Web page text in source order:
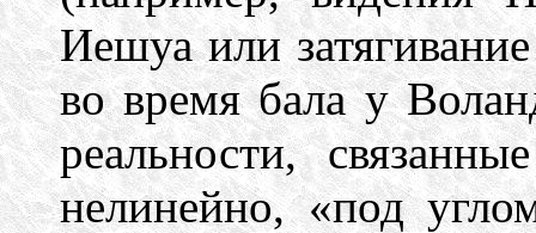
Иешуа или
во время бала у
реальности,
нелинейно, «под